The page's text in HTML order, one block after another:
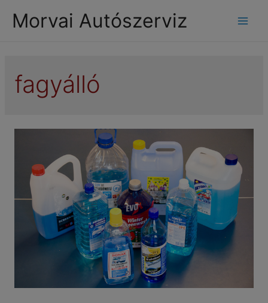
Morvai Autószerviz
fagyálló